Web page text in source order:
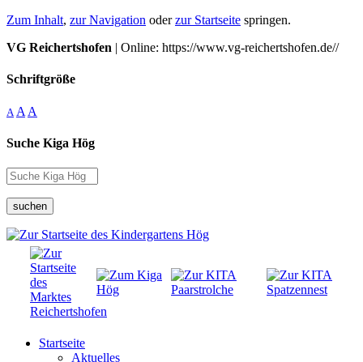
Zum Inhalt, zur Navigation oderzur Startseite springen.
VG Reichertshofen | Online: https://www.vg-reichertshofen.de//
Schriftgröße
A A A
Suche Kiga Hög
suchen
Startseite
Aktuelles